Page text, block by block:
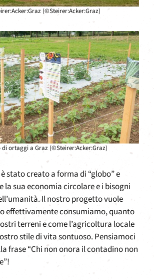
(©Steirer:Acker:Graz)
di ortaggi a Graz (©Steirer:Acker:Graz)
stato creato a forma di “globo” e
la sua economia circolare e i bisogni
Il nostro progetto vuole
effettivamente consumiamo, quanto
terreni e come l’agricoltura locale
stile di vita sontuoso. Pensiamoci
frase “Chi non onora il contadino non